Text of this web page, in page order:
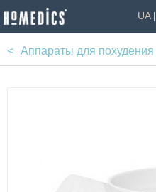
UA|
Аппараты для похудения